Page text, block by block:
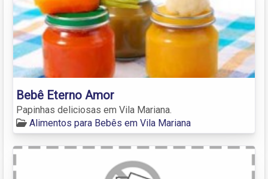
Bebê Eterno Amor
Papinhas deliciosas em Vila Mariana.
Alimentos para Bebês em Vila Mariana